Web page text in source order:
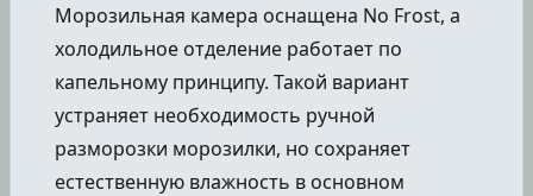
Морозильная камера оснащена No Frost, а
холодильное отделение работает по
капельному принципу. Такой вариант
устраняет необходимость ручной
разморозки морозилки, но сохраняет
естественную влажность в основном